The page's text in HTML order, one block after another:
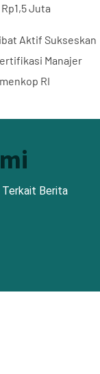
Juta
Aktif Sukseskan
Manajer
RI
Terkait Berita